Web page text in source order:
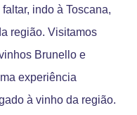
indo à Toscana,
região. Visitamos
Brunello e
experiência
à vinho da região.